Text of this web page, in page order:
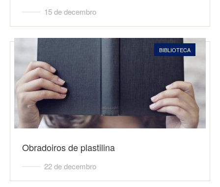
15 de decembro
BIBLIOTECA
Obradoiros de plastilina
22 de decembro